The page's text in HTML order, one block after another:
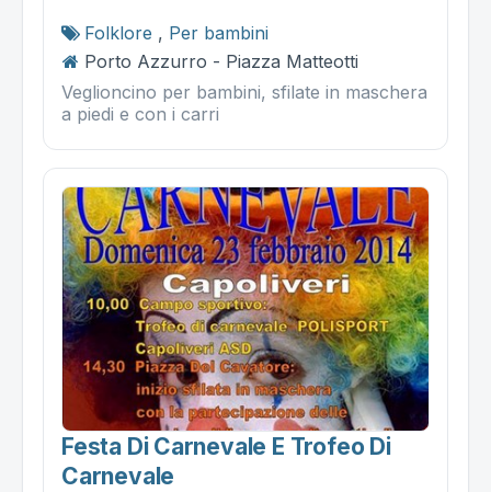
Folklore , Per bambini
Porto Azzurro - Piazza Matteotti
Veglioncino per bambini, sfilate in maschera
a piedi e con i carri
Festa Di Carnevale E Trofeo Di
Carnevale